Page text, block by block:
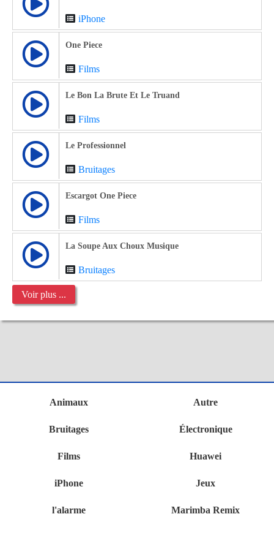
iPhone
One Piece
Films
Le Bon La Brute Et Le Truand
Films
Le Professionnel
Bruitages
Escargot One Piece
Films
La Soupe Aux Choux Musique
Bruitages
Voir plus ...
Animaux Autre
Bruitages Électronique
Films Huawei
iPhone Jeux
l'alarme Marimba Remix